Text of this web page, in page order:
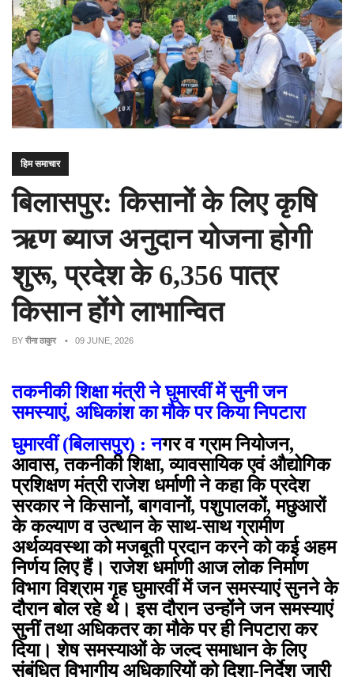
हिम समाचार
बिलासपुर: किसानों के लिए कृषि
ऋण ब्याज अनुदान योजना होगी
शुरू, प्रदेश के 6,356 पात्र
किसान होंगे लाभान्वित
BY रीना ठाकुर • 09 JUNE, 2026
तकनीकी शिक्षा मंत्री ने घुमारवीं में सुनी जन
समस्याएं, अधिकांश का मौके पर किया निपटारा
घुमारवीं (बिलासपुर) : नगर व ग्राम नियोजन,
आवास, तकनीकी शिक्षा, व्यावसायिक एवं औद्योगिक
प्रशिक्षण मंत्री राजेश धर्माणी ने कहा कि प्रदेश
सरकार ने किसानों, बागवानों, पशुपालकों, मछुआरों
के कल्याण व उत्थान के साथ-साथ ग्रामीण
अर्थव्यवस्था को मजबूती प्रदान करने को कई अहम
निर्णय लिए हैं। राजेश धर्माणी आज लोक निर्माण
विभाग विश्राम गृह घुमारवीं में जन समस्याएं सुनने के
दौरान बोल रहे थे। इस दौरान उन्होंने जन समस्याएं
सुनीं तथा अधिकतर का मौके पर ही निपटारा कर
दिया। शेष समस्याओं के जल्द समाधान के लिए
संबंधित विभागीय अधिकारियों को दिशा-निर्देश जारी